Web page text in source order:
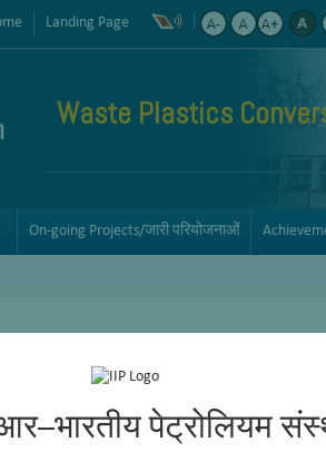
पेट्रोलियम
Landing Page
Waste Plastics
On-going Projects/जारी परियोजनाओं